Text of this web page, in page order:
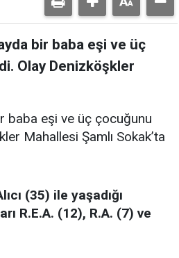
bir baba eşi ve üç
Olay Denizköşkler
baba eşi ve üç çocuğunu
Mahallesi Şamlı Sokak’ta
(35) ile yaşadığı
R.E.A. (12), R.A. (7) ve